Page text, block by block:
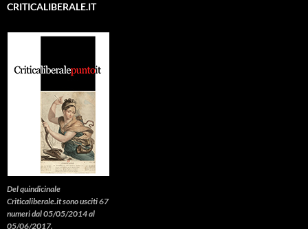
CRITICALIBERALE.IT
Del quindicinale
Criticaliberale.it sono usciti 67
numeri dal 05/05/2014 al
05/06/2017.